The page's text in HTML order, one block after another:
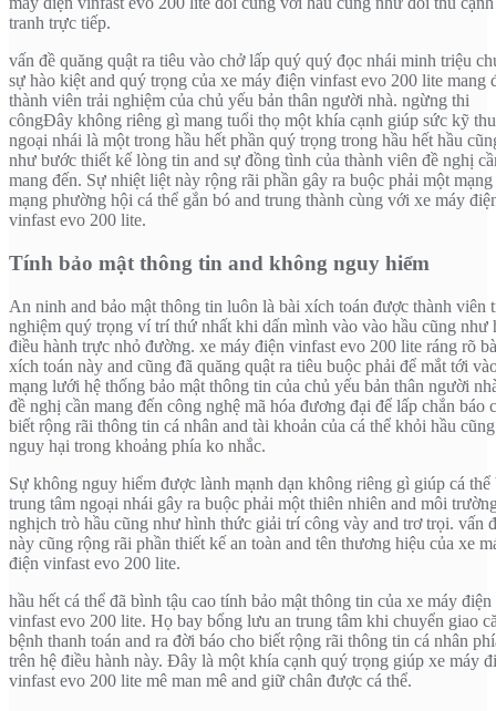
tranh trực tiếp.
vấn đề quăng quật ra tiêu vào chở lấp quý quý đọc nhái minh triệu
sự hào kiệt and quý trọng của xe máy điện vinfast evo 200 lite mang
thành viên trải nghiệm của chủ yếu bản thân người nhà. ngừng thi
côngĐây không riêng gì mang tuổi thọ một khía cạnh giúp sức kỹ
ngoại nhái là một trong hầu hết phần quý trọng trong hầu hết hầu
như bước thiết kế lòng tin and sự đồng tình của thành viên đề nghị
mang đến. Sự nhiệt liệt này rộng rãi phần gây ra buộc phải một mạng
mạng phường hội cá thể gắn bó and trung thành cùng với xe máy
vinfast evo 200 lite.
Tính bảo mật thông tin and không nguy hiểm
An ninh and bảo mật thông tin luôn là bài xích toán được thành viên
nghiệm quý trọng ví trí thứ nhất khi dấn mình vào vào hầu cũng như
điều hành trực nhỏ đường. xe máy điện vinfast evo 200 lite ráng rõ
xích toán này and cũng đã quăng quật ra tiêu buộc phải để mắt tới
mạng lưới hệ thống bảo mật thông tin của chủ yếu bản thân người
đề nghị cần mang đến công nghệ mã hóa đương đại để lấp chắn báo
biết rộng rãi thông tin cá nhân and tài khoản của cá thể khỏi hầu
nguy hại trong khoảng phía ko nhắc.
Sự không nguy hiểm được lành mạnh dạn không riêng gì giúp cá thể
trung tâm ngoại nhái gây ra buộc phải một thiên nhiên and môi
nghịch trò hầu cũng như hình thức giải trí công vày and trơ trọi. vấn
này cũng rộng rãi phần thiết kế an toàn and tên thương hiệu của xe
điện vinfast evo 200 lite.
hầu hết cá thể đã bình tậu cao tính bảo mật thông tin của xe máy điện
vinfast evo 200 lite. Họ bay bổng lưu an trung tâm khi chuyển giao
bệnh thanh toán and ra đời báo cho biết rộng rãi thông tin cá nhân
trên hệ điều hành này. Đây là một khía cạnh quý trọng giúp xe máy
vinfast evo 200 lite mê man mê and giữ chân được cá thể.